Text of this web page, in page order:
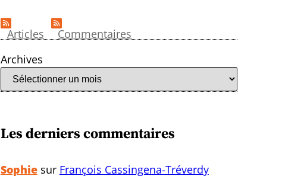
Articles
Commentaires
Archives
Les derniers commentaires
Sophiesur François Cassingena-Tréverdy